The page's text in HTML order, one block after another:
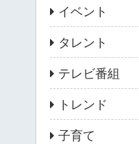
イベント
タレント
テレビ番組
トレンド
子育て